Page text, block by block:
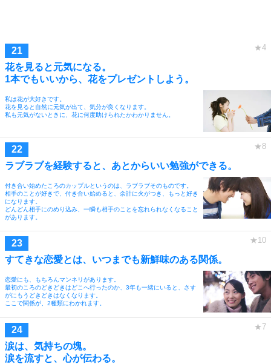
花を見ると元気になる。
1本でもいいから、花をプレゼントしよう。
私は花が大好きです。
花を見ると自然に元気が出て、気分が良くなります。
私も元気がないときに、花に何度助けられたかわかりません。
ラブラブを経験すると、あとからいい勉強ができる。
付き合い始めたころのカップルというのは、ラブラブそのものです。
相手のことが好きで、付き合い始めると、余計に火がつき、もっと好き
になります。
どんどん相手にのめり込み、一瞬も相手のことを忘れられなくなること
があります。
すてきな恋愛とは、いつまでも新鮮味のある関係。
恋愛にも、もちろんマンネリがあります。
最初のころのどきどきはどこへ行ったのか、3年も一緒にいると、さす
がにもうどきどきはなくなります。
ここで関係が、2種類にわかれます。
涙は、気持ちの塊。
涙を流すと、心が伝わる。